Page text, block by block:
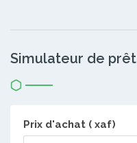
Simulateur de prêt
Prix d'achat ( xaf)